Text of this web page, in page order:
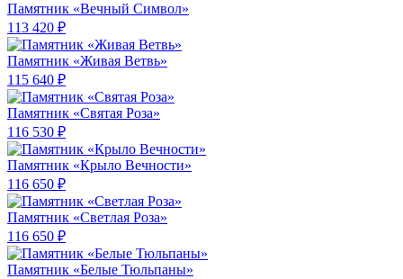
Памятник «Вечный Символ»
113 420 ₽
Памятник «Живая Ветвь»
115 640 ₽
Памятник «Святая Роза»
116 530 ₽
Памятник «Крыло Вечности»
116 650 ₽
Памятник «Светлая Роза»
116 650 ₽
Памятник «Белые Тюльпаны»